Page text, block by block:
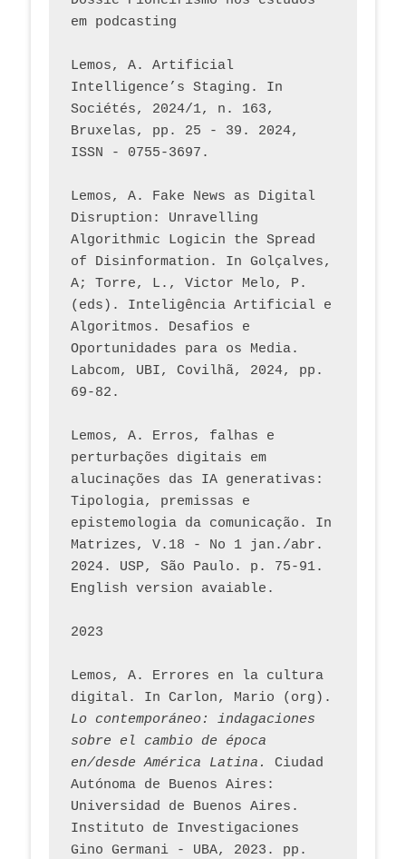
em podcasting
Lemos, A. Artificial
Intelligence’s Staging. In
Sociétés, 2024/1, n. 163,
Bruxelas, pp. 25 - 39. 2024,
ISSN - 0755-3697.
Lemos, A. Fake News as Digital
Disruption: Unravelling
Algorithmic Logicin the Spread
of Disinformation. In Golçalves,
A; Torre, L., Victor Melo, P.
(eds). Inteligência Artificial e
Algoritmos. Desafios e
Oportunidades para os Media.
Labcom, UBI, Covilhã, 2024, pp.
69-82.
Lemos, A. Erros, falhas e
perturbações digitais em
alucinações das IA generativas:
Tipologia, premissas e
epistemologia da comunicação. In
Matrizes, V.18 - No 1 jan./abr.
2024. USP, São Paulo. p. 75-91.
English version avaiable.
2023
Lemos, A. Errores en la cultura
Lo contemporáneo: indagaciones
sobre el cambio de época
en/desde América Latina.
Ciudad
Autónoma de Buenos Aires:
Universidad de Buenos Aires.
Instituto de Investigaciones
Gino Germani - UBA, 2023. pp.